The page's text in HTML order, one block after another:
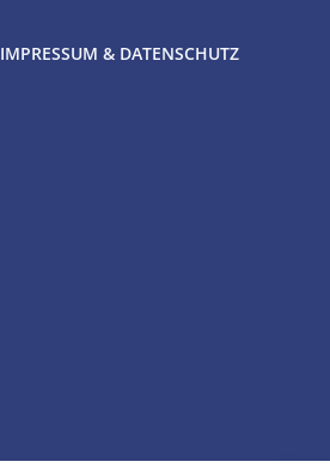
IMPRESSUM & DATENSCHUTZ